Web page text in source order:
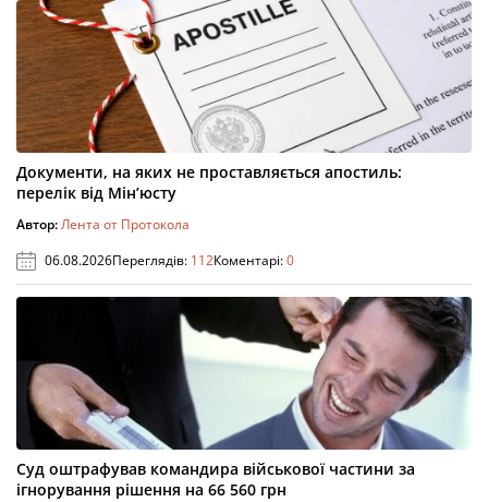
Документи, на яких не проставляється апостиль:
перелік від Мін’юсту
Автор:Лента от Протокола
06.08.2026Переглядів: 112Коментарі:0
Суд оштрафував командира військової частини за
ігнорування рішення на 66 560 грн